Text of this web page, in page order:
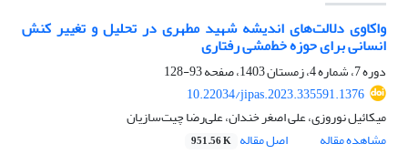
واکاوی دلالت‌های اندیشه شهید مطهری در تحلیل و تغییر کنش
انسانی برای حوزه خط‌مشی رفتاری
دوره 7، شماره 4، زمستان 1403، صفحه
93-128
10.22034/jipas.2023.335591.1376
میکائیل نوروزی، علی اصغر خندان، علی‌رضا چیت‌سازیان
مشاهده مقاله
اصل مقاله 951.56 K